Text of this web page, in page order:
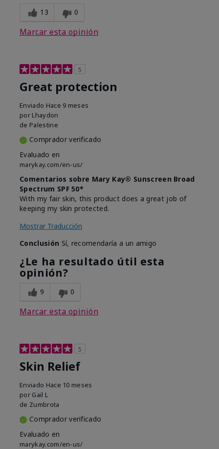
13 0
Marcar esta opinión
5
Great protection
Enviado Hace 9 meses
por Lhaydon
de Palestine
Comprador verificado
Evaluado en
marykay.com/en-us/
Comentarios sobre Mary Kay® Sunscreen Broad
Spectrum SPF 50*
With my fair skin, this product does a great job of
keeping my skin protected.
Mostrar Traducción
Conclusión Sí, recomendaría a un amigo
¿Le ha resultado útil esta
opinión?
9 0
Marcar esta opinión
5
Skin Relief
Enviado Hace 10 meses
por Gail L
de Zumbrota
Comprador verificado
Evaluado en
marykay.com/en-us/